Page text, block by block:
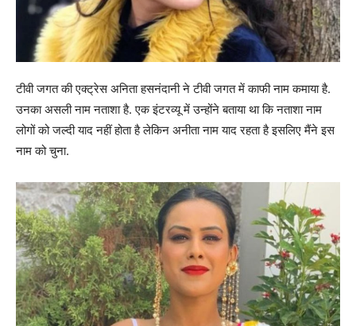
टीवी जगत की एक्ट्रेस अनिता हसनंदानी ने टीवी जगत में काफी नाम कमाया है.
उनका असली नाम नताशा है. एक इंटरव्यू में उन्होंने बताया था कि नताशा नाम
लोगों को जल्दी याद नहीं होता है लेकिन अनीता नाम याद रहता है इसलिए मैंने इस
नाम को चुना.